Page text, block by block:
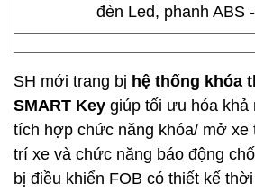
SH mới trang bị hệ thống khóa
SMART Key giúp tối ưu hóa khả
tích hợp chức năng khóa/ mở xe
trí xe và chức năng báo động
bị điều khiển FOB có thiết kế